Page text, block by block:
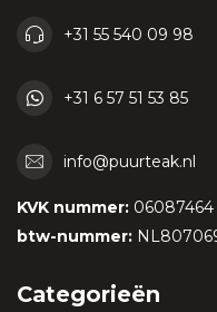
+31 55 540 09 98
+31 6 57 51 53 85
info@puurteak.nl
KVK nummer: 06087464
btw-nummer:
Categorieën